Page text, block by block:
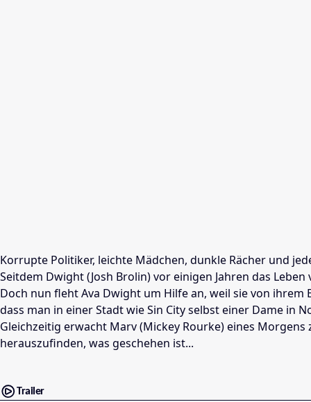
Korrupte Politiker, leichte Mädchen, dunkle Rächer und
Seitdem Dwight (Josh Brolin) vor einigen Jahren das
Doch nun fleht Ava Dwight um Hilfe an, weil sie von
dass man in einer Stadt wie Sin City selbst einer Dame in
Gleichzeitig erwacht Marv (Mickey Rourke) eines
herauszufinden, was geschehen ist...
Trailer